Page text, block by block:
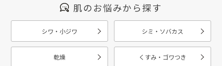
肌のお悩みから探す
シワ・小ジワ シミ・ソバカス
乾燥 くすみ・ゴワつき